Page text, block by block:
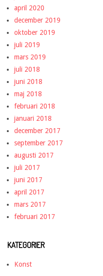
april 2020
december 2019
oktober 2019
juli 2019
mars 2019
juli 2018
juni 2018
maj 2018
februari 2018
januari 2018
december 2017
september 2017
augusti 2017
juli 2017
juni 2017
april 2017
mars 2017
februari 2017
KATEGORIER
Konst